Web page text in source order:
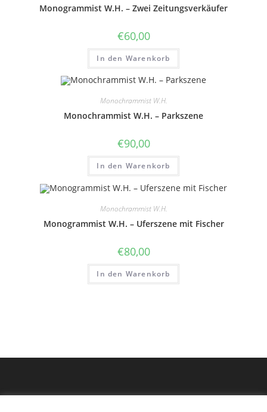
Monogrammist W.H. – Zwei Zeitungsverkäufer
€60,00
In den Warenkorb
Monochrammist W.H.
Monochrammist W.H. – Parkszene
€90,00
In den Warenkorb
Monochrammist W.H.
Monogrammist W.H. – Uferszene mit Fischer
€80,00
In den Warenkorb